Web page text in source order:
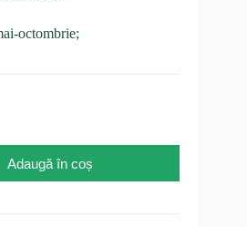
octombrie;
Adaugă în coș